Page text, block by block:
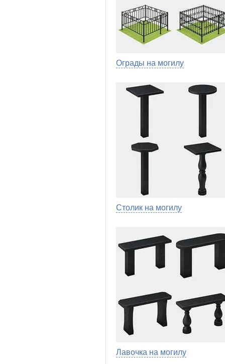
Ограды на могилу
Столик на могилу
Лавочка на могилу